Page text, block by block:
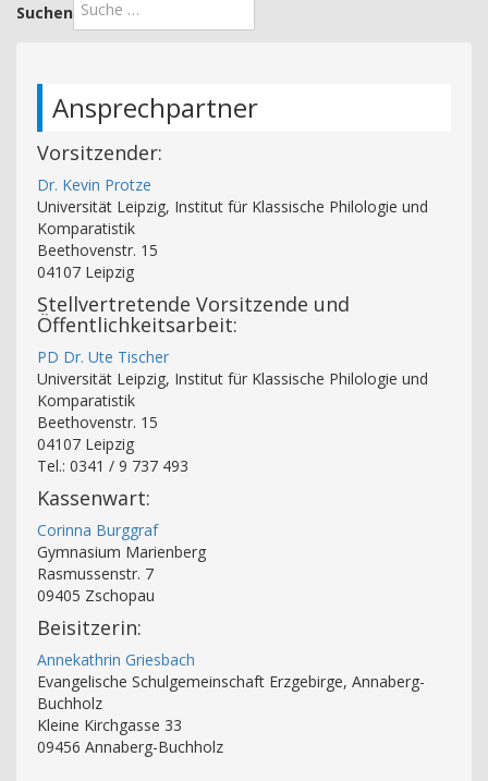
Suchen
Ansprechpartner
Vorsitzender:
Dr. Kevin Protze
Universität Leipzig, Institut für Klassische Philologie und
Komparatistik
Beethovenstr. 15
04107 Leipzig
Stellvertretende Vorsitzende und
Öffentlichkeitsarbeit:
PD Dr. Ute Tischer
Universität Leipzig, Institut für Klassische Philologie und
Komparatistik
Beethovenstr. 15
04107 Leipzig
Tel.: 0341 / 9 737 493
Kassenwart:
Corinna Burggraf
Gymnasium Marienberg
Rasmussenstr. 7
09405 Zschopau
Beisitzerin:
Annekathrin Griesbach
Evangelische Schulgemeinschaft Erzgebirge, Annaberg-
Buchholz
Kleine Kirchgasse 33
09456 Annaberg-Buchholz